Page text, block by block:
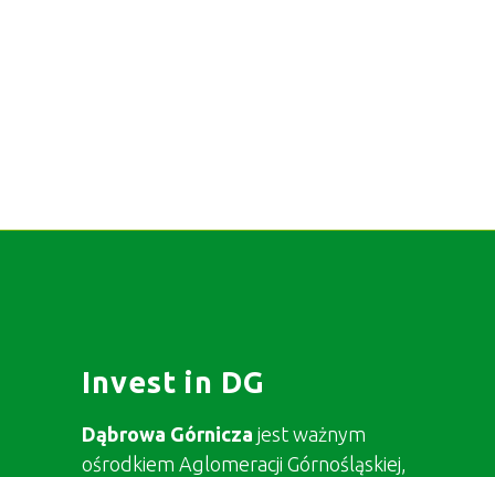
Invest in DG
Dąbrowa Górnicza jest ważnym
ośrodkiem Aglomeracji Górnośląskiej,